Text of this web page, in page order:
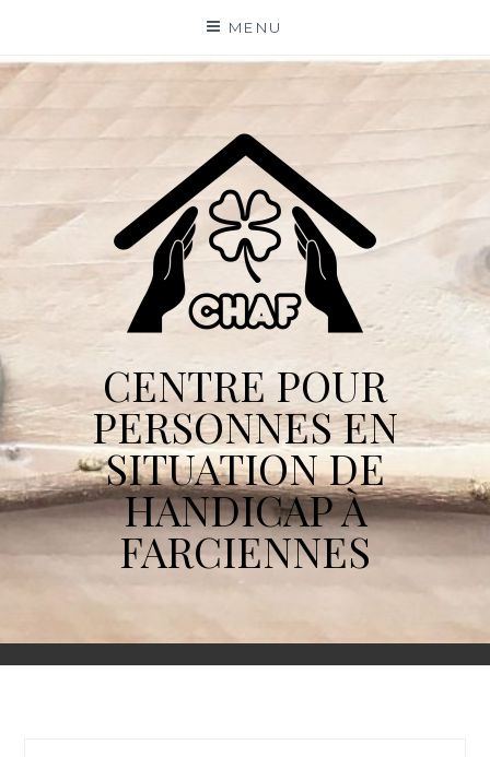
content
MENU
CENTRE POUR
PERSONNES EN
SITUATION DE
HANDICAP À
FARCIENNES